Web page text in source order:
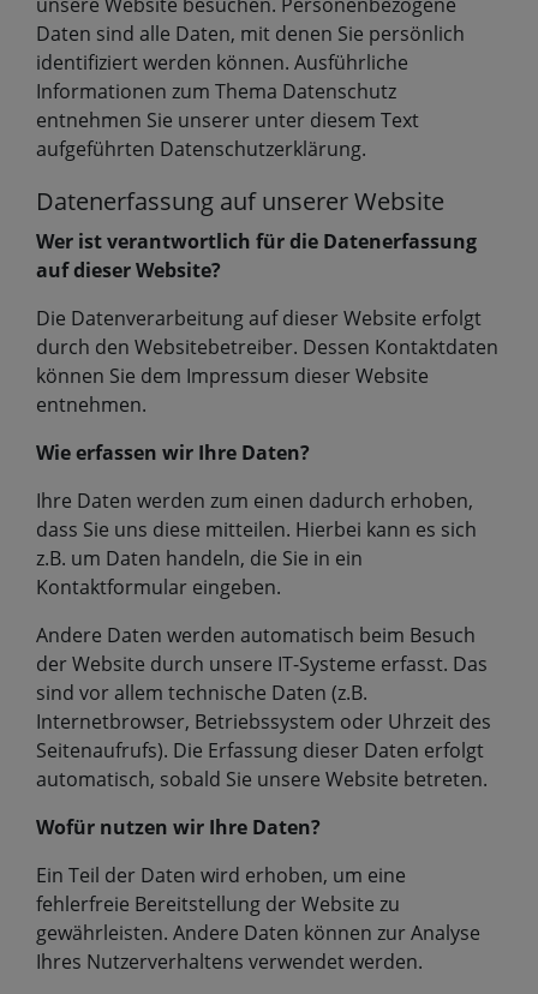
Daten sind alle Daten, mit denen Sie persönlich
identifiziert werden können. Ausführliche
Informationen zum Thema Datenschutz
entnehmen Sie unserer unter diesem Text
aufgeführten Datenschutzerklärung.
Datenerfassung auf unserer Website
Wer ist verantwortlich für die Datenerfassung
auf dieser Website?
Die Datenverarbeitung auf dieser Website erfolgt
durch den Websitebetreiber. Dessen Kontaktdaten
können Sie dem Impressum dieser Website
entnehmen.
Wie erfassen wir Ihre Daten?
Ihre Daten werden zum einen dadurch erhoben,
dass Sie uns diese mitteilen. Hierbei kann es sich
z.B. um Daten handeln, die Sie in ein
Kontaktformular eingeben.
Andere Daten werden automatisch beim Besuch
der Website durch unsere IT-Systeme erfasst. Das
sind vor allem technische Daten (z.B.
Internetbrowser, Betriebssystem oder Uhrzeit des
Seitenaufrufs). Die Erfassung dieser Daten erfolgt
automatisch, sobald Sie unsere Website betreten.
Wofür nutzen wir Ihre Daten?
Ein Teil der Daten wird erhoben, um eine
fehlerfreie Bereitstellung der Website zu
gewährleisten. Andere Daten können zur Analyse
Ihres Nutzerverhaltens verwendet werden.